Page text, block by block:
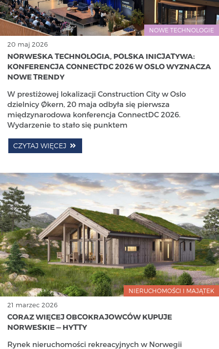
NOWE TECHNOLOGIE
20 maj 2026
NORWESKA TECHNOLOGIA, POLSKA INICJATYWA:
KONFERENCJA CONNECTDC 2026 W OSLO WYZNACZA
NOWE TRENDY
W prestiżowej lokalizacji Construction City w Oslo
dzielnicy Økern, 20 maja odbyła się pierwsza
międzynarodowa konferencja ConnectDC 2026.
Wydarzenie to stało się punktem
CZYTAJ WIĘCEJ
NIERUCHOMOŚCI I MAJĄTEK
21 marzec 2026
CORAZ WIĘCEJ OBCOKRAJOWCÓW KUPUJE
NORWESKIE — HYTTY
Rynek nieruchomości rekreacyjnych w Norwegii